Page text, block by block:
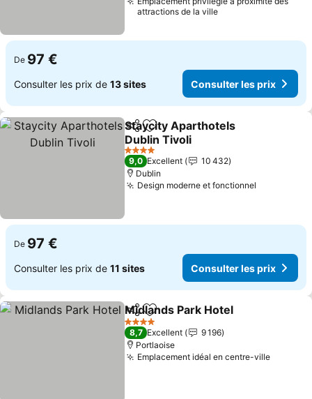
attractions de la ville
De 97 €
Consulter les prix de 13 sites Consulter les prix
PartagerAjouter à mes favoris
Staycity Aparthotels
Dublin Tivoli
4 Étoiles
9,0 Excellent
10 432
Dublin
Design moderne et fonctionnel
De 97 €
Consulter les prix de 11 sites Consulter les prix
PartagerAjouter à mes favoris
Midlands Park Hotel
4 Étoiles
8,7 Excellent
9 196
Portlaoise
Emplacement idéal en centre-ville